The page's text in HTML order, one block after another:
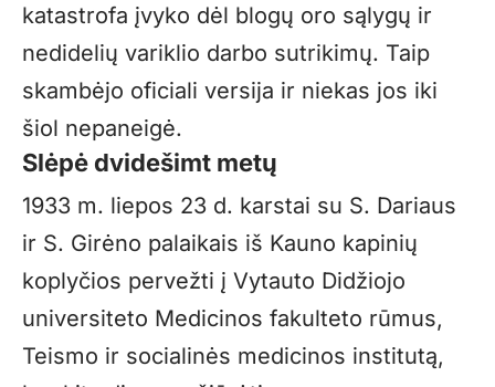
katastrofa įvyko dėl blogų oro sąlygų ir
nedidelių variklio darbo sutrikimų. Taip
skambėjo oficiali versija ir niekas jos iki
šiol nepaneigė.
Slėpė dvidešimt metų
1933 m. liepos 23 d. karstai su S. Dariaus
ir S. Girėno palaikais iš Kauno kapinių
koplyčios pervežti į Vytauto Didžiojo
universiteto Medicinos fakulteto rūmus,
Teismo ir socialinės medicinos institutą,